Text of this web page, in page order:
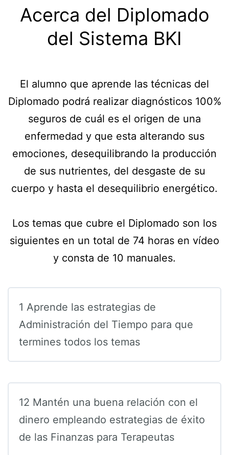
Acerca del Diplomado
del Sistema BKI
El alumno que aprende las técnicas del
Diplomado podrá realizar diagnósticos 100%
seguros de cuál es el origen de una
enfermedad y que esta alterando sus
emociones, desequilibrando la producción
de sus nutrientes, del desgaste de su
cuerpo y hasta el desequilibrio energético.
Los temas que cubre el Diplomado son los
siguientes en un total de 74 horas en vídeo
y consta de 10 manuales.
1 Aprende las estrategias de
Administración del Tiempo para que
termines todos los temas
12 Mantén una buena relación con el
dinero empleando estrategias de éxito
de las Finanzas para Terapeutas